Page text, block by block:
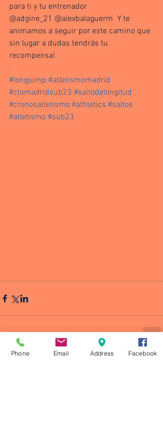
para ti y tu entrenador
@adgine_21 @alexbalaguerm  Y te
animamos a seguir por este camino que
sin lugar a dudas tendrás tu
recompensa!
.
#longjump #atletismomadrid
#ctomadridsub23 #saltodelongitud
#cronosatletismo #athletics #saltos
#atletismo #sub23
Phone Email Address Facebook